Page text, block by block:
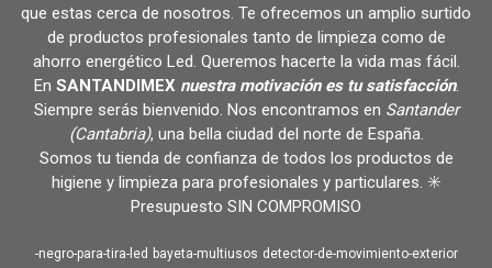
que estas cerca de nosotros. Te ofrecemos un amplio surtido
de productos profesionales tanto de limpieza como de
ahorro energético Led. Queremos hacerte la vida mas fácil.
En SANTANDIMEX nuestra motivación es tu satisfacción.
Siempre serás bienvenido. Nos encontramos en Santander
(Cantabria), una bella ciudad del norte de España.
Somos tu tienda de confianza de todos los productos de
higiene y limpieza para profesionales y particulares. ✳️
Presupuesto SIN COMPROMISO
-negro-para-tira-led bayeta-multiusos detector-de-movimiento-exterior